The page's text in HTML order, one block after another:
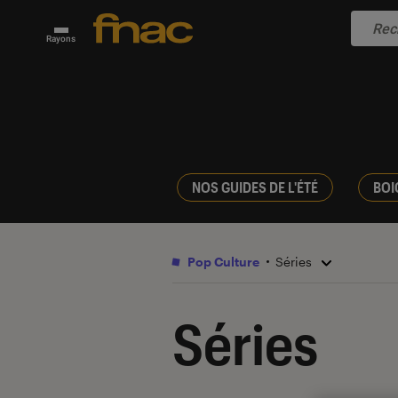
Rayons
NOS GUIDES DE L'ÉTÉ
Pop Culture Séries
Séries